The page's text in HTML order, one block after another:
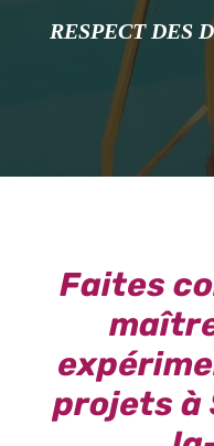
RESPECT DES
Faites
projets